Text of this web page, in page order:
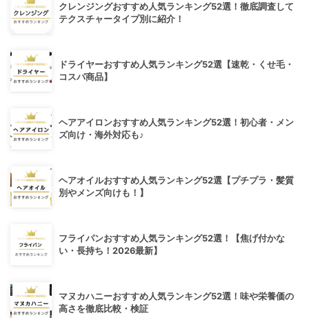
クレンジングおすすめ人気ランキング52選！徹底調査して
テクスチャータイプ別に紹介！
ドライヤーおすすめ人気ランキング52選【速乾・くせ毛・
コスパ商品】
ヘアアイロンおすすめ人気ランキング52選！初心者・メン
ズ向け・海外対応も♪
ヘアオイルおすすめ人気ランキング52選【プチプラ・髪質
別やメンズ向けも！】
フライパンおすすめ人気ランキング52選！【焦げ付かな
い・長持ち！2026最新】
マヌカハニーおすすめ人気ランキング52選！味や栄養価の
高さを徹底比較・検証